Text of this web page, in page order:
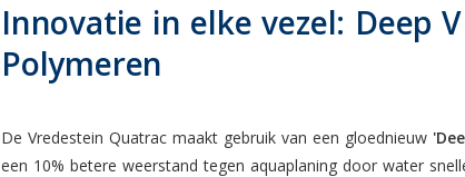
Innovatie in elke vezel: Deep
Polymeren
De Vredestein Quatrac maakt gebruik van een gloednieuw
een 10% betere weerstand tegen aquaplaning door water